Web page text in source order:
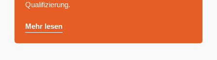
Qualifizierung.
Mehr lesen